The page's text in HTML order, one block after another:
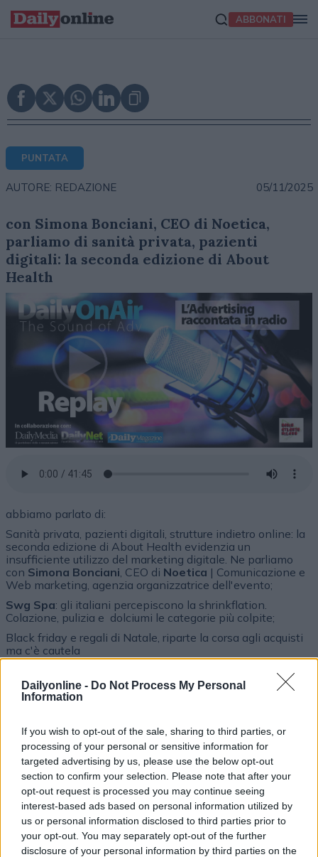
Dailyonline - Do Not Process My Personal
Information
If you wish to opt-out of the sale, sharing to third parties, or
processing of your personal or sensitive information for
targeted advertising by us, please use the below opt-out
section to confirm your selection. Please note that after your
opt-out request is processed you may continue seeing
interest-based ads based on personal information utilized by
us or personal information disclosed to third parties prior to
your opt-out. You may separately opt-out of the further
disclosure of your personal information by third parties on the
ABBONATI
PUNTATA
AUTORE: REDAZIONE 05/11/2025
con Simona Bonciani, CEO di Noetica,
parliamo di sanità privata, pazienti
digitali: la seconda edizione di About
Health
abbiamo parlato di:
Sanità privata, pazienti digitali, strutture indietro online: la
seconda edizione di About Health evidenzia un
insufficiente utilizzo del marketing digitale. Ne parliamo
con Simona Bonciani , CEO di Noetica | Comunicazione e
Web marketing, agenzia organizzatrice dell'evento;
Swg Spa: gli italiani percepiscono la shrinkflation.
Colazione, pulizia e dolciumi le categorie più colpite;
Black friday e regali di Natale, riparte la corsa agli acquisti
ma c'è cautela
Altri podcast che potrebbero piacerti
PUNTATA PUNTATA